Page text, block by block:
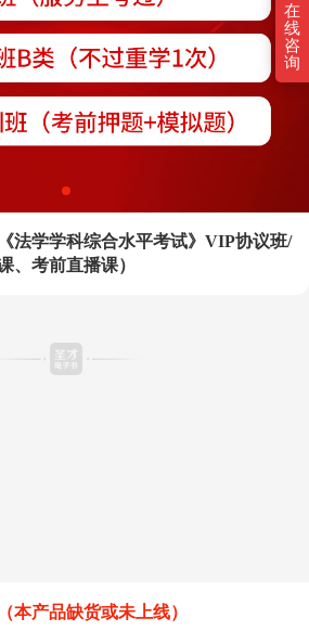
法学学科综合水平考试》VIP协议班/
、考前直播课）
本产品缺货或未上线）
在
线
咨
询